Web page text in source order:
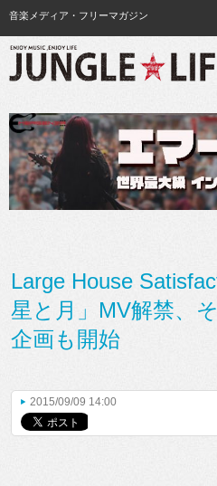
音楽メディア・フリーマガジン
Large House
星と月」MV解禁、
企画も開始
2015/09/09 14:00